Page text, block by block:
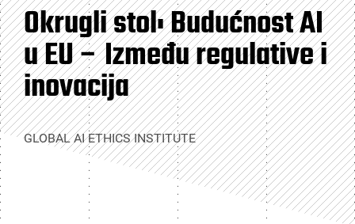
Okrugli stol: Budućnost AI
u EU – Između regulative i
inovacija
GLOBAL AI ETHICS INSTITUTE